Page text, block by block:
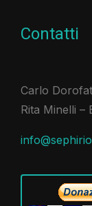
Contatti
Carlo
Rita Minelli –